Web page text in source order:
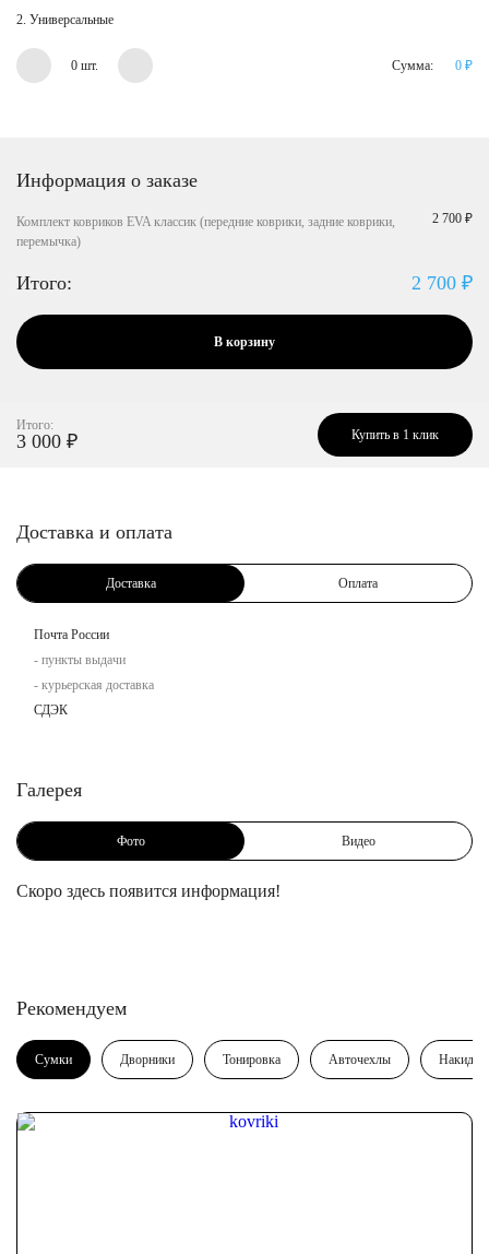
2. Универсальные
0 шт. Сумма: 0 ₽
Информация о заказе
Комплект ковриков EVA классик (передние коврики, задние коврики,
перемычка)
2 700 ₽
Итого: 2 700 ₽
В корзину
Итого:
3 000 ₽ Купить в 1 клик
Доставка и оплата
Доставка Оплата
Почта России
- пункты выдачи
- курьерская доставка
СДЭК
Галерея
Фото Видео
Скоро здесь появится информация!
Рекомендуем
Сумки Дворники Тонировка Авточехлы Накидки